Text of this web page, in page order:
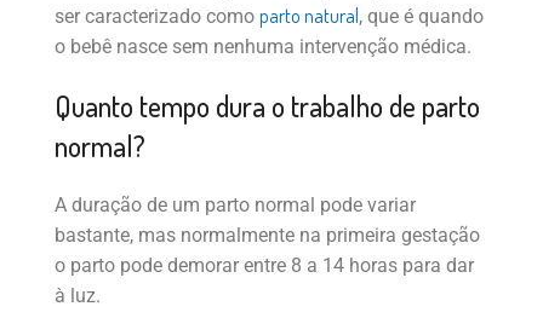
ser caracterizado como parto natural, que é quando
o bebê nasce sem nenhuma intervenção médica.
Quanto tempo dura o trabalho de parto
normal?
A duração de um parto normal pode variar
bastante, mas normalmente na primeira gestação
o parto pode demorar entre 8 a 14 horas para dar
à luz.